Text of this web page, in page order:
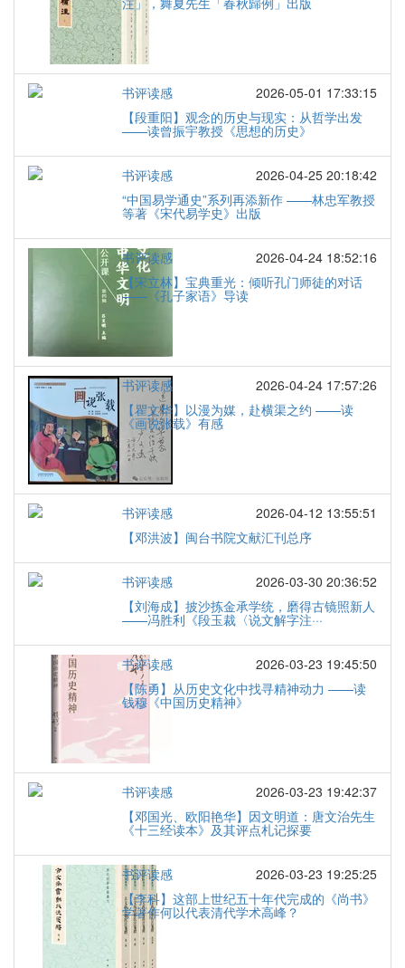
书评读感
2026-05-01 17:33:15
【段重阳】观念的历史与现实：从哲学出发
——读曾振宇教授《思想的历史》
书评读感
2026-04-25 20:18:42
“中国易学通史”系列再添新作 ——林忠军教授
等著《宋代易学史》出版
书评读感
2026-04-24 18:52:16
【宋立林】宝典重光：倾听孔门师徒的对话
——《孔子家语》导读
书评读感
2026-04-24 17:57:26
【瞿文华】以漫为媒，赴横渠之约 ——读
《画说张载》有感
书评读感
2026-04-12 13:55:51
【邓洪波】闽台书院文献汇刊总序
书评读感
2026-03-30 20:36:52
【刘海成】披沙拣金承学统，磨得古镜照新人
——冯胜利《段玉裁〈说文解字注···
书评读感
2026-03-23 19:45:50
【陈勇】从历史文化中找寻精神动力 ——读
钱穆《中国历史精神》
书评读感
2026-03-23 19:42:37
【邓国光、欧阳艳华】因文明道：唐文治先生
《十三经读本》及其评点札记探要
书评读感
2026-03-23 19:25:25
【李科】这部上世纪五十年代完成的《尚书》
学著作何以代表清代学术高峰？